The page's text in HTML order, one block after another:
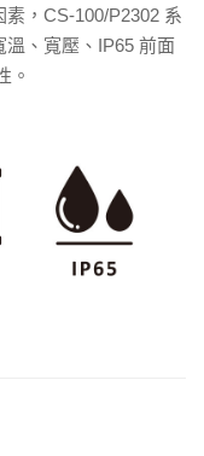
，CS-100/P2302 系
、寬壓、IP65 前面
。